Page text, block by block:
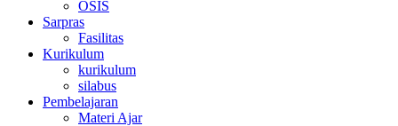
OSIS
Sarpras
Fasilitas
Kurikulum
kurikulum
silabus
Pembelajaran
Materi Ajar